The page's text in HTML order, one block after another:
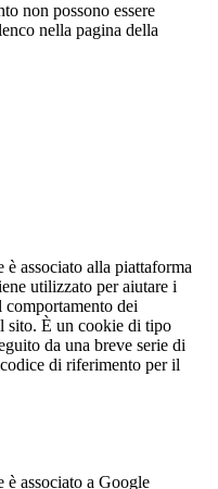
non possono essere
nella pagina della
associato alla piattaforma
utilizzato per aiutare i
dei
sito. È un cookie di tipo
da una breve serie di
di riferimento per il
è associato a Google